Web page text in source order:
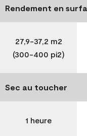
Rendement en
27,9-37,2 m2
(300-400 pi2)
Sec au toucher
1 heure